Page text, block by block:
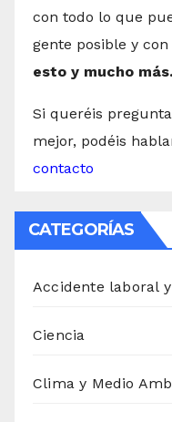
con todo lo que
gente posible y
esto y mucho más.
Si queréis
mejor, podéis
contacto
CATEGORÍAS
Accidente laboral y
Ciencia
Clima y Medio